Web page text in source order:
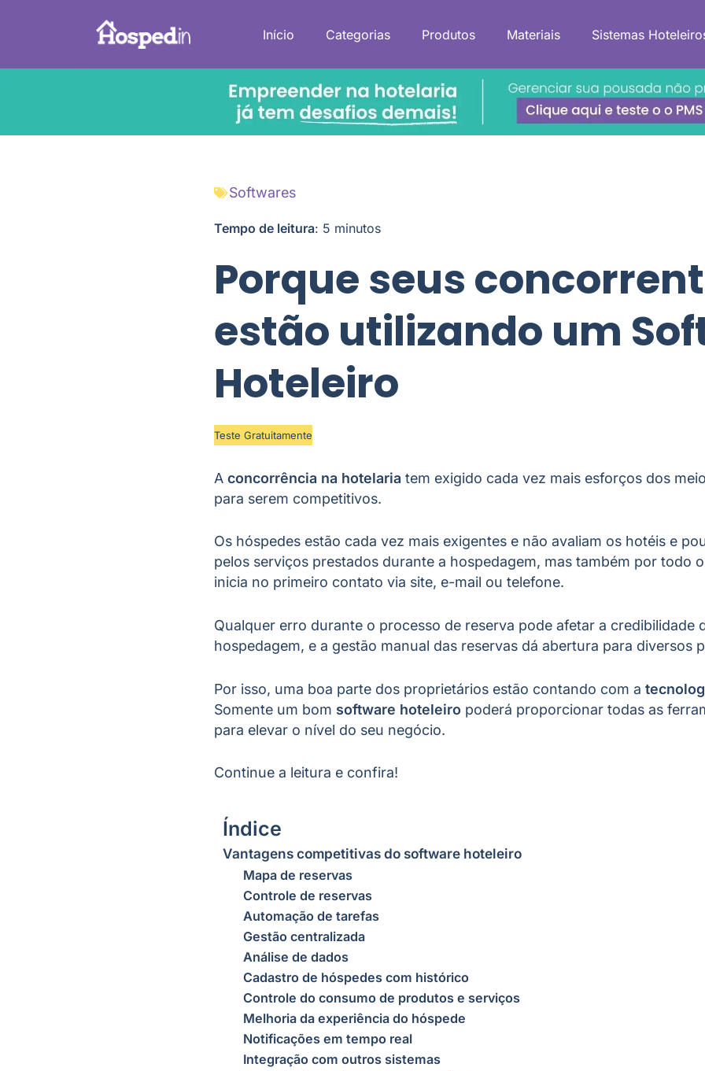
Início Categorias Produtos Materiais Sistemas
Softwares
Tempo de leitura: 5 minutos
Porque seus
estão utilizando um
Hoteleiro
Teste Gratuitamente
A concorrência na hotelaria tem exigido cada vez mais esforços dos
para serem competitivos.
Os hóspedes estão cada vez mais exigentes e não avaliam os hotéis e
pelos serviços prestados durante a hospedagem, mas também por todo
inicia no primeiro contato via site, e-mail ou telefone.
Qualquer erro durante o processo de reserva pode afetar a credibilidade
hospedagem, e a gestão manual das reservas dá abertura para diversos
Por isso, uma boa parte dos proprietários estão contando com a
Somente um bom software hoteleiro poderá proporcionar todas as
para elevar o nível do seu negócio.
Continue a leitura e confira!
Índice
Vantagens competitivas do software hoteleiro
Mapa de reservas
Controle de reservas
Automação de tarefas
Gestão centralizada
Análise de dados
Cadastro de hóspedes com histórico
Controle do consumo de produtos e serviços
Melhoria da experiência do hóspede
Notificações em tempo real
Integração com outros sistemas